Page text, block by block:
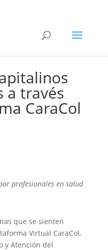
a través
CaraCol
profesionales en salud
que se sienten
Virtual CaraCol,
y Atención del